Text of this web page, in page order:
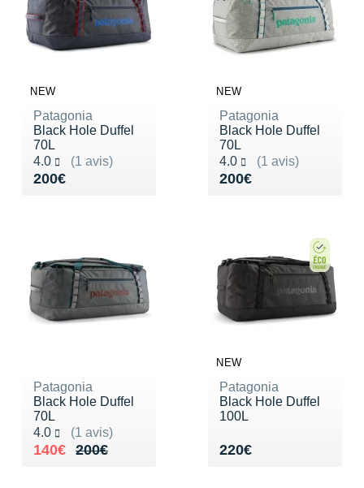
NEW
Patagonia
Black Hole Duffel
70L
4.0
(1 avis)
Noté 4.0 sur 5
200€
Vendu 200€
NEW
Patagonia
Black Hole Duffel
70L
4.0
(1 avis)
Noté 4.0 sur 5
200€
Vendu 200€
Patagonia
Black Hole Duffel
70L
4.0
(1 avis)
Noté 4.0 sur 5
200€
Au lieu de 200€
140€
Vendu 140€
NEW
Patagonia
Black Hole Duffel
100L
220€
Vendu 220€